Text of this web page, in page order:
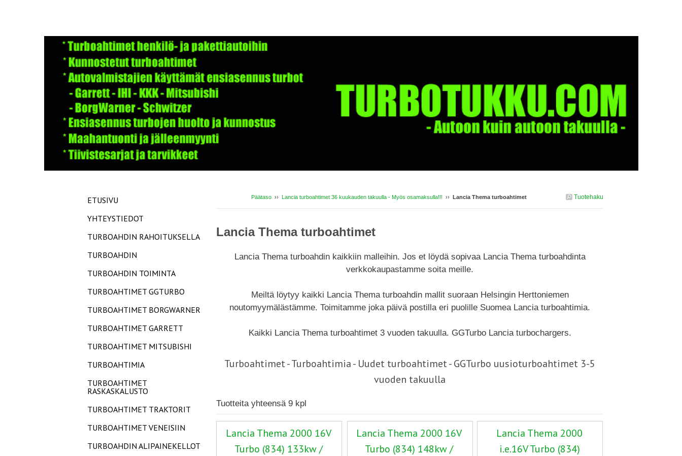
Tuotehaku
Päätaso ›› Lancia turboahtimet 36 kuukauden takuulla - Myös osamaksulla!!! ›› Lancia Thema turboahtimet
Lancia Thema turboahtimet
Lancia Thema turboahdin kaikkiin malleihin. Jos et löydä sopivaa Lancia Thema turboahdinta
verkkokaupastamme soita meille.
Meiltä löytyy kaikki Lancia Thema turboahdin mallit suoraan Helsingin Herttoniemen
noutomyymälästämme. Toimitamme joka päivä postilla eri puolille Suomea Lancia turboahtimia.
Kaikki Lancia Thema turboahtimet 3 vuoden takuulla. GGTurbo Lancia turbochargers.
Turboahtimet - Turboahtimia - Uudet turboahtimet - GGTurbo uusioturboahtimet 3-5
vuoden takuulla
Tuotteita yhteensä 9 kpl
Lancia Thema 2000 16V
Turbo (834) 133kw /
Lancia Thema 2000 16V
Turbo (834) 148kw /
Lancia Thema 2000
i.e.16V Turbo (834)
ETUSIVU
YHTEYSTIEDOT
TURBOAHDIN RAHOITUKSELLA
TURBOAHDIN
TURBOAHDIN TOIMINTA
TURBOAHTIMET GGTURBO
TURBOAHTIMET BORGWARNER
TURBOAHTIMET GARRETT
TURBOAHTIMET MITSUBISHI
TURBOAHTIMIA
TURBOAHTIMET
RASKASKALUSTO
TURBOAHTIMET TRAKTORIT
TURBOAHTIMET VENEISIIN
TURBOAHDIN ALIPAINEKELLOT